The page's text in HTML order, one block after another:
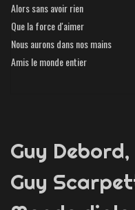
Alors sans avoir rien
Que la force d'aimer
Nous aurons dans nos mains
Amis le monde entier
Guy
Guy